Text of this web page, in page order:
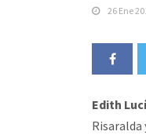
26 Ene
Edith